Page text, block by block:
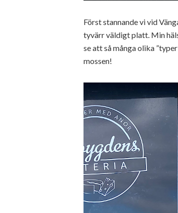
Först stannande vi vid
tyvärr väldigt platt. Min
se att så många olika
mossen!